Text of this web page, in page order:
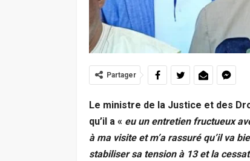
Partager
Le ministre de la Justice et des
qu’il a « eu un entretien fructueux
à ma visite et m’a rassuré qu’il va
stabiliser sa tension à 13 et la